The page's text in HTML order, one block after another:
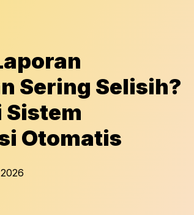
Sering Selisih?
Sistem
Otomatis